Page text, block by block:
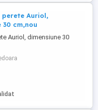
perete Auriol,
30 cm,nou
Auriol, dimensiune 30